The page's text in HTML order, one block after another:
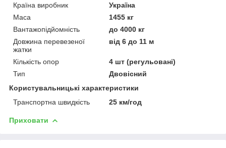
Країна виробник
Україна
Маса
1455 кг
Вантажопідйомність
до 4000 кг
Довжина перевезеної
жатки
від 6 до 11 м
Кількість опор
4 шт (регульовані)
Тип
Двовісний
Користувальницькі характеристики
Транспортна швидкість
25 км/год
Приховати